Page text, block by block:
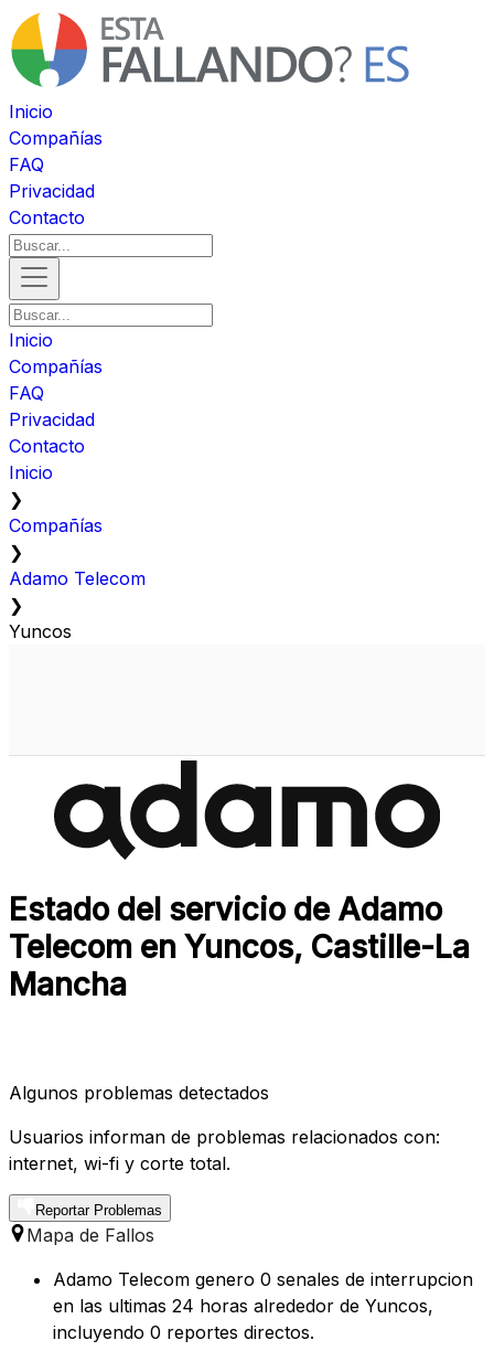
Inicio
Compañías
FAQ
Privacidad
Contacto
Inicio
Compañías
FAQ
Privacidad
Contacto
Inicio
❯
Compañías
❯
Adamo Telecom
❯
Yuncos
Estado del servicio de Adamo
Telecom en Yuncos, Castille-La
Mancha
Algunos problemas detectados
Usuarios informan de problemas relacionados con:
internet, wi-fi y corte total.
Reportar Problemas
Mapa de Fallos
Adamo Telecom genero 0 senales de interrupcion
en las ultimas 24 horas alrededor de Yuncos,
incluyendo 0 reportes directos.